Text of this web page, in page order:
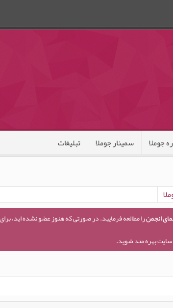
جوملا سمینار جوملا تبلیغات
انجمنرا مطالعه فرمایید. در صورتی که هنوز عضو نشده اید،
سایت بهره مند شوید.